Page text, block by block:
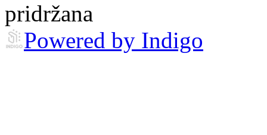
pridržana
Powered by Indigo